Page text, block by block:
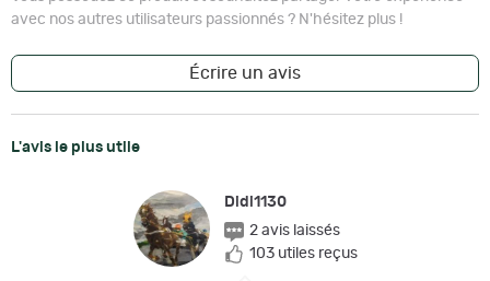
avec nos autres utilisateurs passionnés ? N'hésitez plus !
Écrire un avis
L'avis le plus utile
Didi1130
2 avis laissés
103 utiles reçus